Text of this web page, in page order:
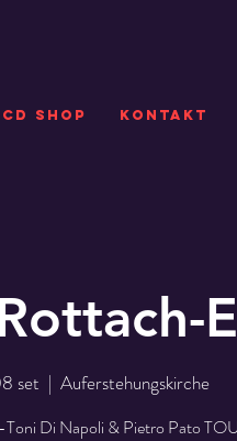
CD SHOP Kontakt
set
  |
Auferstehungskirche
Di Napoli & Pietro Pato